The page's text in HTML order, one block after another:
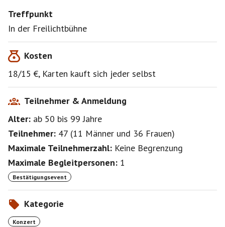
Voraussetzungen, um die opulenten Rocksongs und
ergreifenden Balladen anspruchsvoll zu interpretieren.
Einlass ist wie immer dort eine Stunde früher. Wir
versuchen Plätze in den forderen Reihen auf der
linken Seite zu bekommen, dort ist genug Platz zum
https://www.eventbrite.de/e/magic-of-queen-tickets-
Treffpunkt
In der Freilichtbühne
Kosten
18/15 €, Karten kauft sich jeder selbst
Teilnehmer & Anmeldung
Alter: ab 50 bis 99Jahre
Teilnehmer: 47 (11 Männer und 36 Frauen)
Maximale Teilnehmerzahl: Keine Begrenzung
Maximale Begleitpersonen: 1
Bestätigungsevent
Kategorie
Konzert